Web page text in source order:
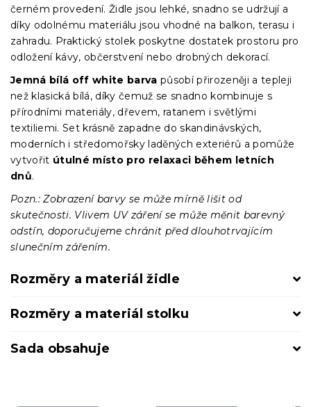
černém provedení. Židle jsou lehké, snadno se udržují a
díky odolnému materiálu jsou vhodné na balkon, terasu i
zahradu. Praktický stolek poskytne dostatek prostoru pro
odložení kávy, občerstvení nebo drobných dekorací.
Jemná bílá off white barva působí přirozeněji a tepleji
než klasická bílá, díky čemuž se snadno kombinuje s
přírodními materiály, dřevem, ratanem i světlými
textiliemi. Set krásně zapadne do skandinávských,
moderních i středomořsky laděných exteriérů a pomůže
vytvořit útulné místo pro relaxaci během letních
dnů.
Pozn.: Zobrazení barvy se může mírně lišit od
skutečnosti. Vlivem UV záření se může měnit barevný
odstín, doporučujeme chránit před dlouhotrvajícím
slunečním zářením.
Rozměry a materiál židle
Rozměry a materiál stolku
Sada obsahuje